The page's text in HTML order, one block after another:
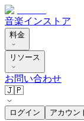
音楽インストア
料金
リソース
お問い合わせ
🇯🇵
ログイン アカウン